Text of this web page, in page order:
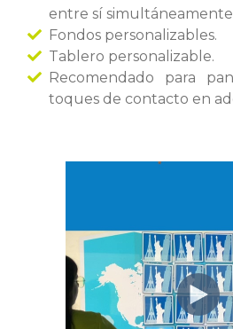
entre sí
Fondos personalizables.
Tablero personalizable.
Recomendado para
toques de contacto en